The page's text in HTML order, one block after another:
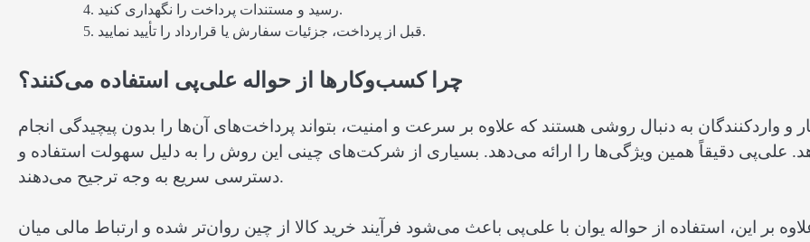
رسید و مستندات پرداخت را نگهداری کنید.
قبل از پرداخت، جزئیات سفارش یا قرارداد را تأیید نمایید.
چرا کسب‌وکارها از حواله علی‌پی استفاده می‌کنند؟
و واردکنندگان به دنبال روشی هستند که علاوه بر سرعت و امنیت، بتواند پرداخت‌های آن‌ها را بدون پیچیدگی انجام
علی‌پی دقیقاً همین ویژگی‌ها را ارائه می‌دهد. بسیاری از شرکت‌های چینی این روش را به دلیل سهولت استفاده و
دسترسی سریع به وجه ترجیح می‌دهند.
بر این، استفاده از حواله یوان با علی‌پی باعث می‌شود فرآیند خرید کالا از چین روان‌تر شده و ارتباط مالی میان